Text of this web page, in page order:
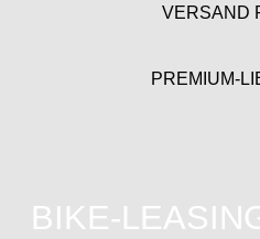
VERSAND
PREMIUM-
BIKE-